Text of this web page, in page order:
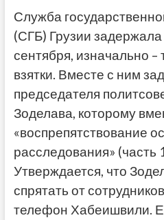
Служба
(СГБ) Грузии
сентября, изначально –
взятки. Вместе с ним
председателя
Зоделава, которому
«воспрепятствование
расследования» (часть
Утверждается, что
спрятать от
телефон Хабеишвили.